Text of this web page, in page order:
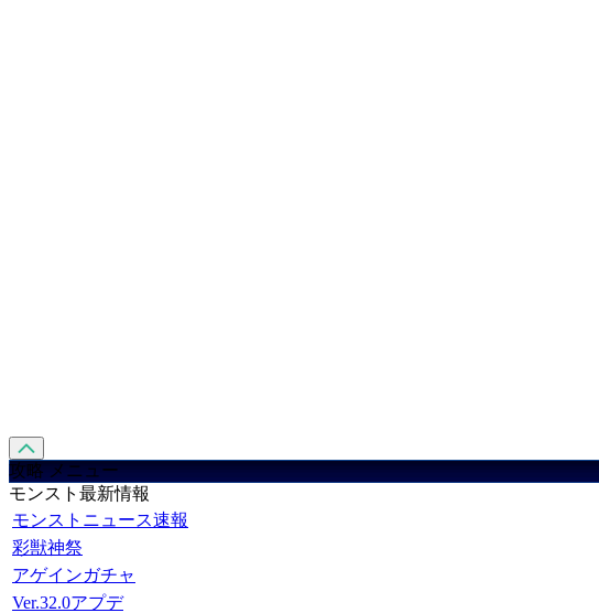
攻略 メニュー
モンスト最新情報
モンストニュース速報
彩獣神祭
アゲインガチャ
Ver.32.0アプデ